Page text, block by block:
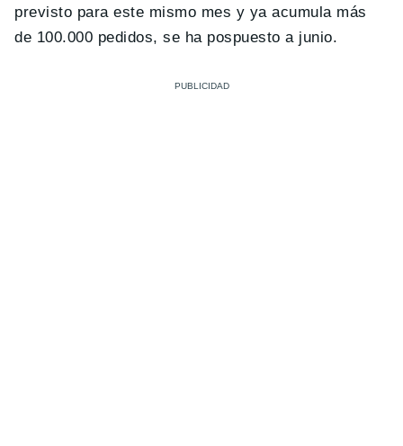
previsto para este mismo mes y ya acumula más
de 100.000 pedidos, se ha pospuesto a junio.